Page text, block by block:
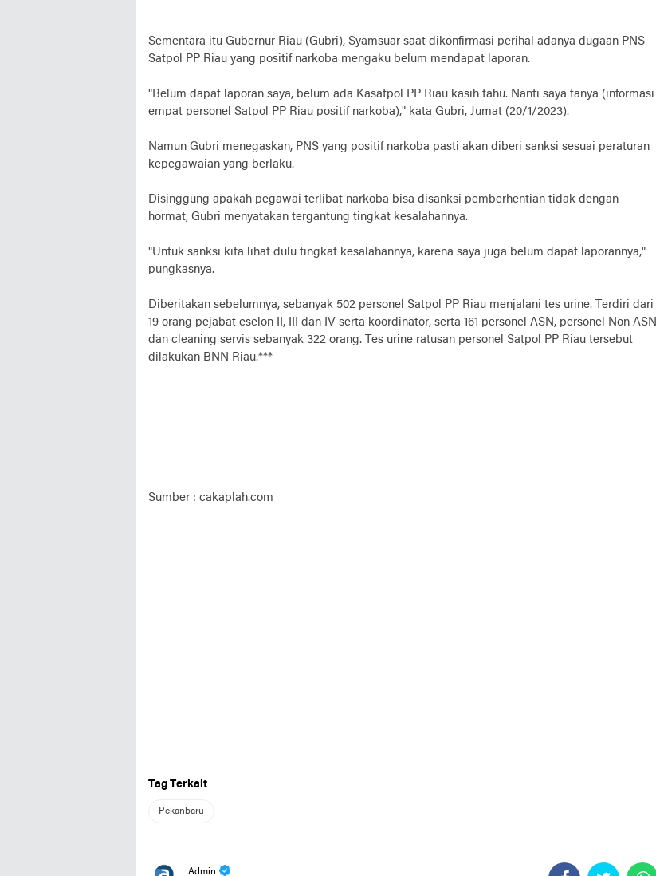
Sementara itu Gubernur Riau (Gubri), Syamsuar saat dikonfirmasi perihal adanya dugaan PNS
Satpol PP Riau yang positif narkoba mengaku belum mendapat laporan.
"Belum dapat laporan saya, belum ada Kasatpol PP Riau kasih tahu. Nanti saya tanya (informasi
empat personel Satpol PP Riau positif narkoba)," kata Gubri, Jumat (20/1/2023).
Namun Gubri menegaskan, PNS yang positif narkoba pasti akan diberi sanksi sesuai peraturan
kepegawaian yang berlaku.
Disinggung apakah pegawai terlibat narkoba bisa disanksi pemberhentian tidak dengan
hormat, Gubri menyatakan tergantung tingkat kesalahannya.
"Untuk sanksi kita lihat dulu tingkat kesalahannya, karena saya juga belum dapat laporannya,"
pungkasnya.
Diberitakan sebelumnya, sebanyak 502 personel Satpol PP Riau menjalani tes urine. Terdiri dari
19 orang pejabat eselon II, III dan IV serta koordinator, serta 161 personel ASN, personel Non ASN
dan cleaning servis sebanyak 322 orang. Tes urine ratusan personel Satpol PP Riau tersebut
dilakukan BNN Riau.***
Sumber : cakaplah.com
Tag Terkait
Pekanbaru
Admin